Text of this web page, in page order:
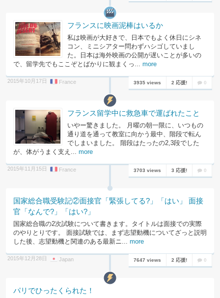
フランスに映画泥棒はいるか
私は映画が大好きで、日本でもよく休日にシネ
コン、ミニシアター問わずハシゴしていまし
た。日本は海外映画の公開が遅いことが多いの
で、留学先でもここぞとばかりに観まくっ... more
2015年10月17日 France 3935 views 2 応援! 0
フランス留学中に救急車で運ばれたこと
いやー驚きました。 月曜の朝一限に、いつもの
通り道を通って教室に向かう最中、階段で転ん
でしまいました。 階段はたったの2,3段でした
が、体がうまく支え... more
2015年11月15日 France 3703 views 3 応援! 0
国家総合職受験記②面接官「緊張してる?」「はい」 面接
官「なんで?」「はい?」
国家総合職の2次試験について書きます。タイトルは面接での実際
のやりとりです。 面接試験では、まず志望動機についてざっと説明
した後、志望動機と関連のある最新ニ... more
2015年12月28日 Japan 7647 views 2 応援! 0
パリでひったくられた！